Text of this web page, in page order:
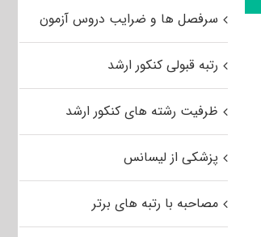
سرفصل ها و ضرایب دروس آزمون
رتبه قبولی کنکور ارشد
ظرفیت رشته های کنکور ارشد
پزشکی از لیسانس
مصاحبه با رتبه های برتر